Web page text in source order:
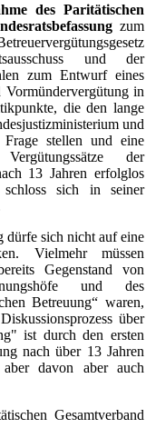
des Paritätischen
zum
und der
zum Entwurf eines
Vormündervergütung in
die den lange
und
Frage stellen und eine
der
13 Jahren erfolglos
schloss sich in seiner
dürfe sich nicht auf eine
Vielmehr müssen
Gegenstand von
und des
Betreuung“ waren,
über
ist durch den ersten
nach über 13 Jahren
davon aber auch
Gesamtverband